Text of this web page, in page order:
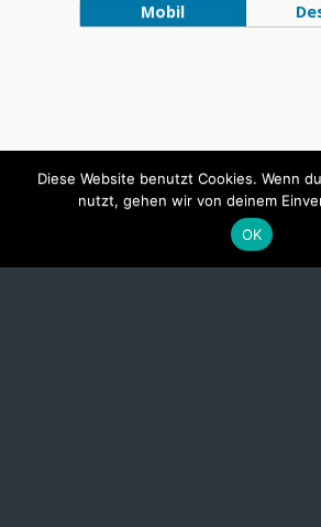
Mobil
Diese Website benutzt Cookies. Wenn
nutzt, gehen wir von deinem
OK